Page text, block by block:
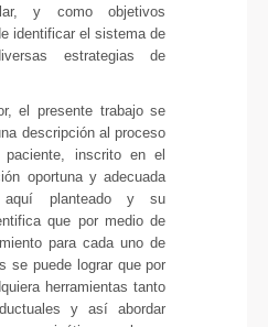
y como objetivos
identificar el sistema de
estrategias de
el presente trabajo se
descripción al proceso
inscrito en el
oportuna y adecuada
planteado y su
que por medio de
para cada uno de
se puede lograr que por
herramientas tanto
y así abordar